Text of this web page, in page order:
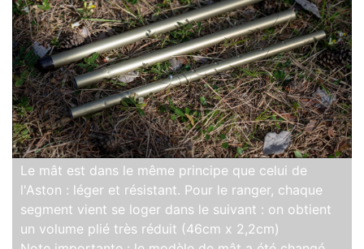
Le mât est dans le même principe que celui de
l'Aston : léger et résistant. Pour le ranger, chaque
segment vient se loger dans le suivant : on obtient
un volume plié très réduit (46cm x 2,2cm)